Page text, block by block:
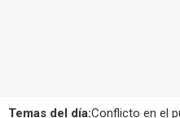
Temas del día:Conflicto en el